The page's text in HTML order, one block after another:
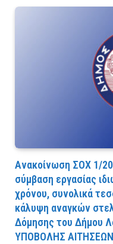
Ανακοίνωση ΣΟΧ 1/
σύμβαση εργασίας
χρόνου, συνολικά
κάλυψη αναγκών
Δόμησης του Δήμου
YΠOBOΛHΣ